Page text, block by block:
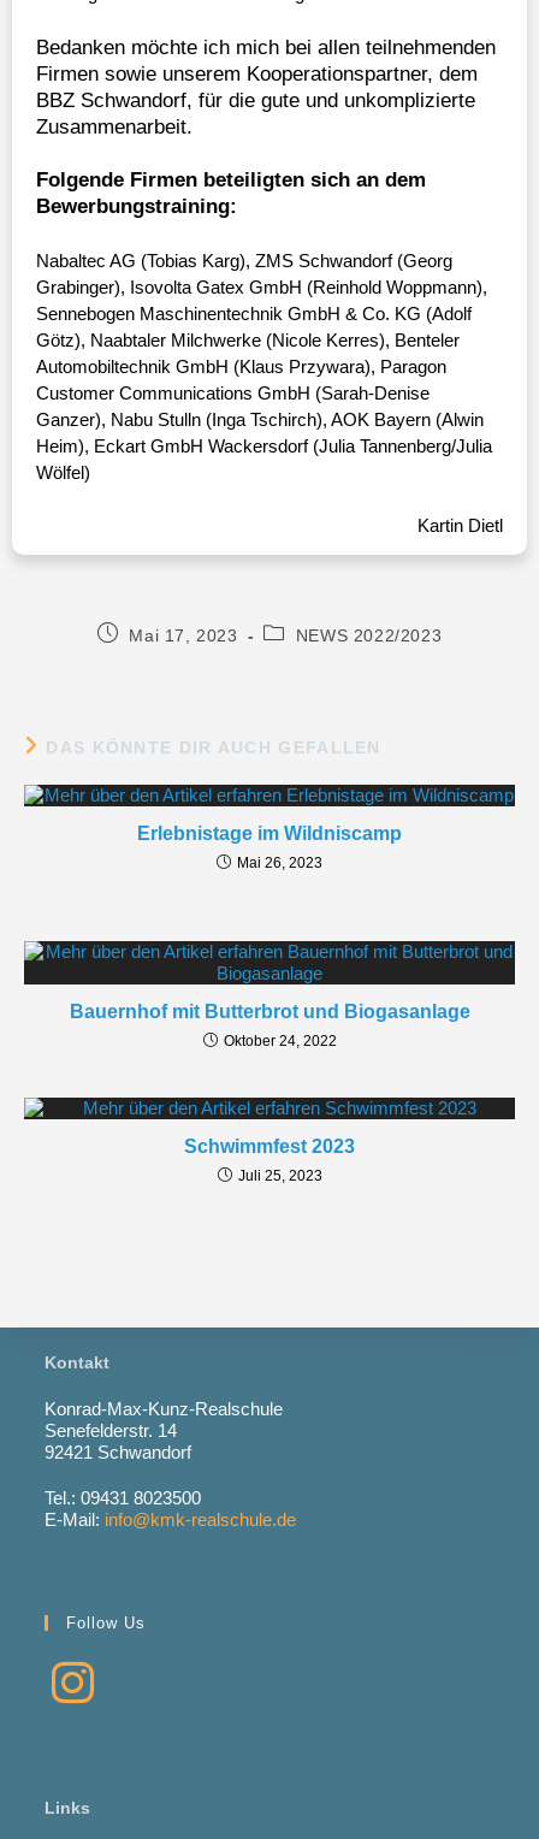
Bedanken möchte ich mich bei allen teilnehmenden
Firmen sowie unserem Kooperationspartner, dem
BBZ Schwandorf, für die gute und unkomplizierte
Zusammenarbeit.
Folgende Firmen beteiligten sich an dem
Bewerbungstraining:
Nabaltec AG (Tobias Karg), ZMS Schwandorf (Georg
Grabinger), Isovolta Gatex GmbH (Reinhold Woppmann),
Sennebogen Maschinentechnik GmbH & Co. KG (Adolf
Götz), Naabtaler Milchwerke (Nicole Kerres), Benteler
Automobiltechnik GmbH (Klaus Przywara), Paragon
Customer Communications GmbH (Sarah-Denise
Ganzer), Nabu Stulln (Inga Tschirch), AOK Bayern (Alwin
Heim), Eckart GmbH Wackersdorf (Julia Tannenberg/Julia
Wölfel)
Kartin Dietl
Mai 17, 2023 NEWS 2022/2023
DAS KÖNNTE DIR AUCH GEFALLEN
Erlebnistage im Wildniscamp
Mai 26, 2023
Bauernhof mit Butterbrot und Biogasanlage
Oktober 24, 2022
Schwimmfest 2023
Juli 25, 2023
Kontakt
Konrad-Max-Kunz-Realschule
Senefelderstr. 14
92421 Schwandorf
Tel.: 09431 8023500
E-Mail: info@kmk-realschule.de
Follow Us
Links